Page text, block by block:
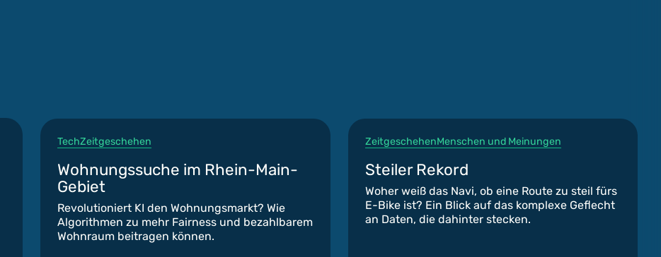
TechZeitgeschehen
Wohnungssuche im Rhein-Main-
Gebiet
Revolutioniert KI den Wohnungsmarkt? Wie
Algorithmen zu mehr Fairness und bezahlbarem
Wohnraum beitragen können.
ZeitgeschehenMenschen und Meinungen
Steiler Rekord
Woher weiß das Navi, ob eine Route zu steil fürs
E-Bike ist? Ein Blick auf das komplexe Geflecht
an Daten, die dahinter stecken.